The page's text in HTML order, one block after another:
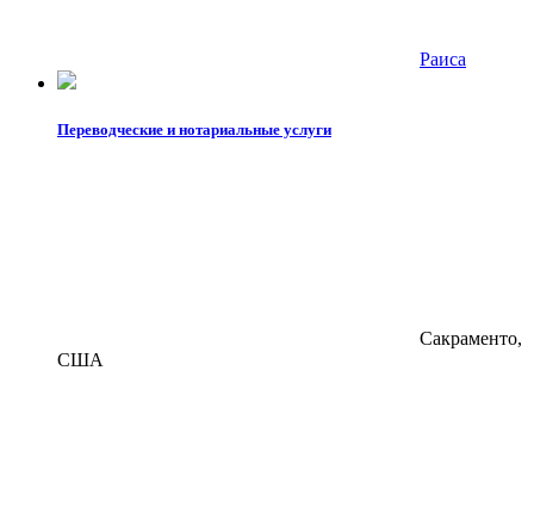
Раиса
Переводческие и нотариальные услуги
Сакраменто,
США